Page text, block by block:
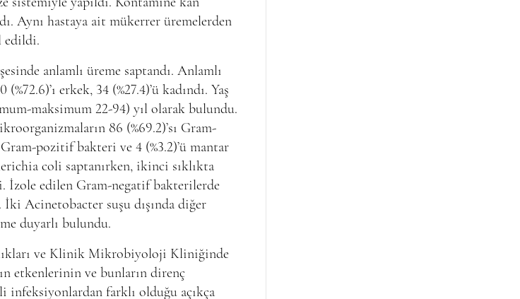
Aynı hastaya ait mükerrer üremelerden
edildi.
anlamlı üreme saptandı. Anlamlı
erkek, 34 (%27.4)’ü kadındı. Yaş
maksimum 22-94) yıl olarak bulundu.
86 (%69.2)’sı Gram-
pozitif bakteri ve 4 (%3.2)’ü mantar
coli saptanırken, ikinci sıklıkta
İzole edilen Gram-negatif bakterilerde
Acinetobacter suşu dışında diğer
duyarlı bulundu.
ve Klinik Mikrobiyoloji Kliniğinde
etkenlerinin ve bunların direnç
farklı olduğu açıkça